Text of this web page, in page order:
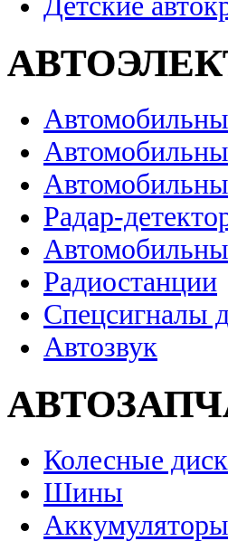
Радар-
Радиостанции
Спецсигналы
Автозвук
Колесные
Шины
Аккумуляторы